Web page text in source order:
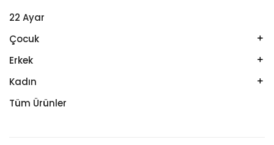
22 Ayar
Çocuk
Kelepçe
Kolye
Künye
Erkek
Kelepçe
Künye
Kadın
Bileklik
Tüm Ürünler